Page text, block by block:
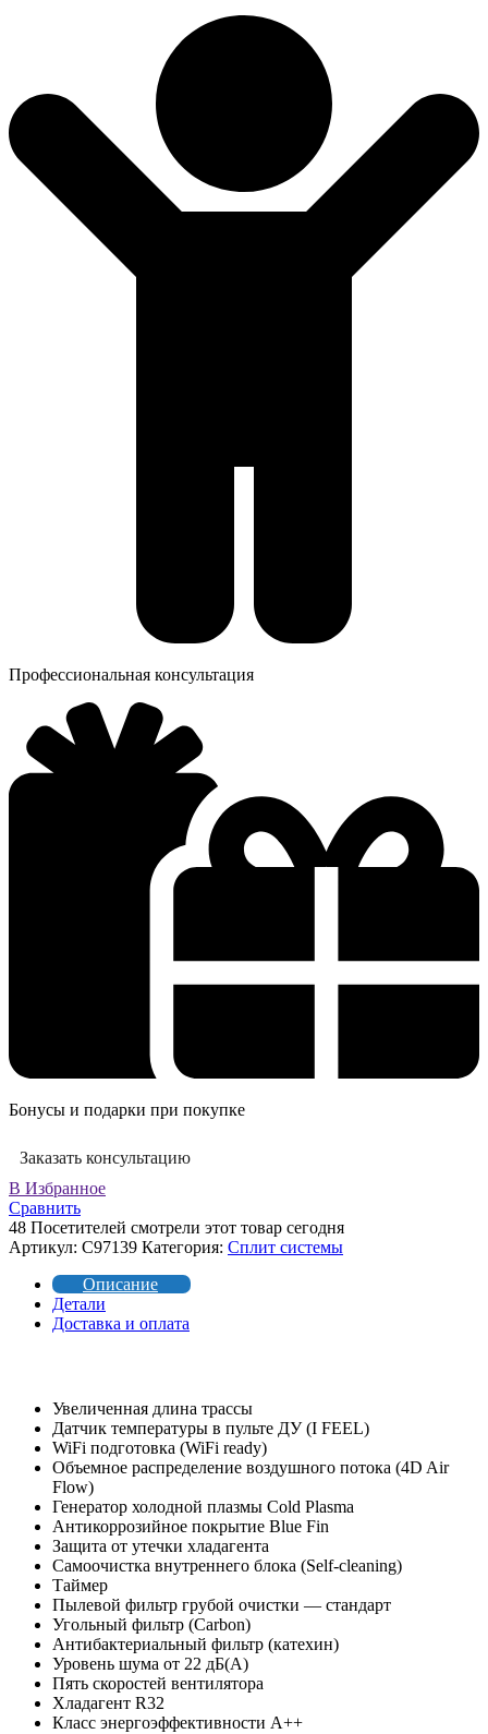
Профессиональная консультация
Бонусы и подарки при покупке
Заказать консультацию
В Избранное
Сравнить
48 Посетителей смотрели этот товар сегодня
Артикул: C97139 Категория: Сплит системы
Описание
Детали
Доставка и оплата
Увеличенная длина трассы
Датчик температуры в пульте ДУ (I FEEL)
WiFi подготовка (WiFi ready)
Объемное распределение воздушного потока (4D Air
Flow)
Генератор холодной плазмы Cold Plasma
Антикоррозийное покрытие Blue Fin
Защита от утечки хладагента
Самоочистка внутреннего блока (Self-cleaning)
Таймер
Пылевой фильтр грубой очистки — стандарт
Угольный фильтр (Carbon)
Антибактериальный фильтр (катехин)
Уровень шума от 22 дБ(А)
Пять скоростей вентилятора
Хладагент R32
Класс энергоэффективности A++